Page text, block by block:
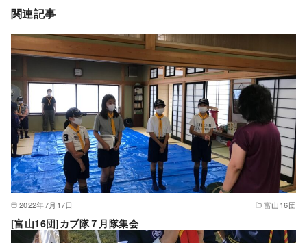
関連記事
2022年7月17日 富山16団
[富山16団]カブ隊７月隊集会